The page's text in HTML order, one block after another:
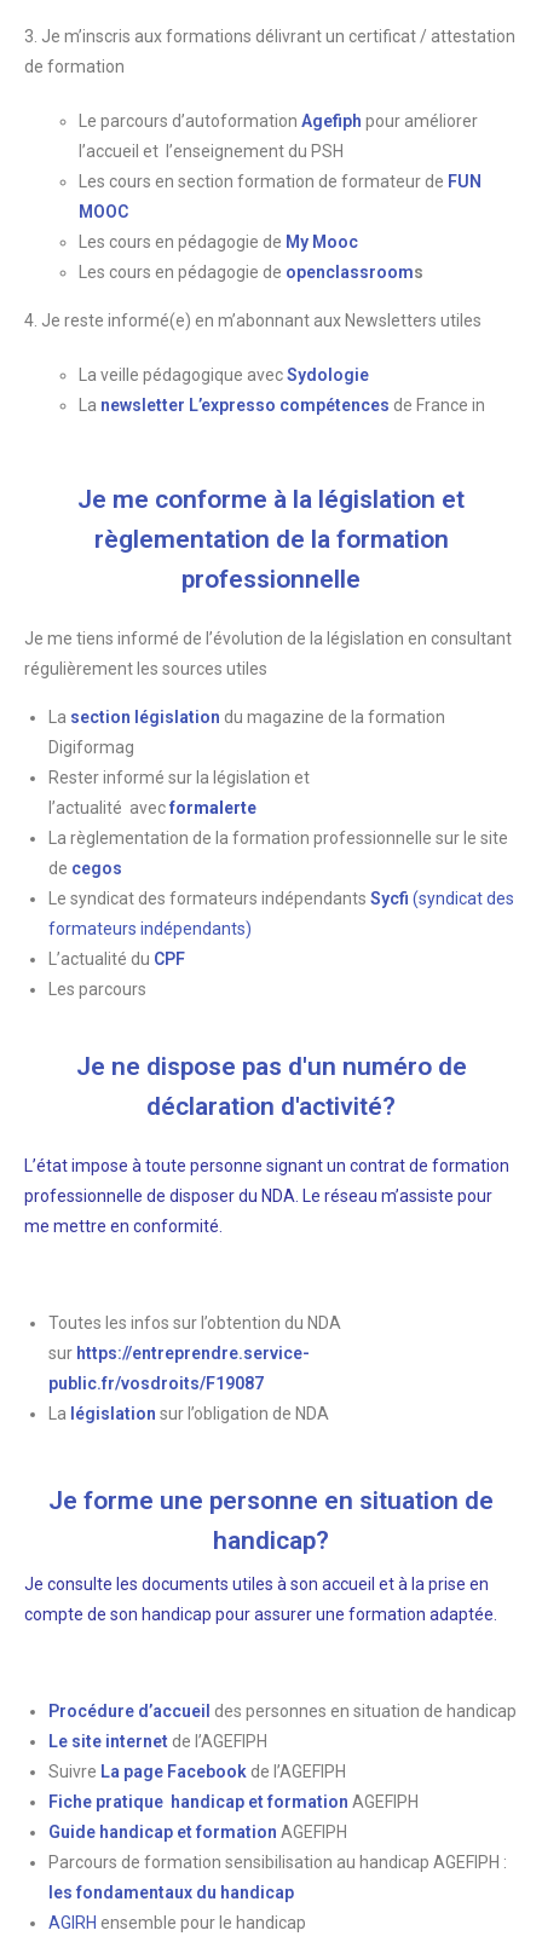
3. Je m’inscris aux formations délivrant un certificat / attestation
de formation
Le parcours d’autoformation Agefiph pour améliorer
l’accueil et l’enseignement du PSH
Les cours en section formation de formateur de FUN
MOOC
Les cours en pédagogie de My Mooc
Les cours en pédagogie de openclassrooms
4. Je reste informé(e) en m’abonnant aux Newsletters utiles
La veille pédagogique avecSydologie
La newsletter L’expresso compétences de France in
Je me conforme à la législation et
règlementation de la formation
professionnelle
Je me tiens informé de l’évolution de la législation en consultant
régulièrement les sources utiles
La section législation du magazine de la formation
Digiformag
Rester informé sur la législation et
l’actualité avecformalerte
La règlementation de la formation professionnelle sur le site
de cegos
Le syndicat des formateurs indépendants Sycfi (syndicat des
formateurs indépendants)
L’actualité du CPF
Les parcours
Je ne dispose pas d'un numéro de
déclaration d'activité?
L’état impose à toute personne signant un contrat de formation
professionnelle de disposer du NDA. Le réseau m’assiste pour
me mettre en conformité.
Toutes les infos sur l’obtention du NDA
sur https://entreprendre.service-
public.fr/vosdroits/F19087
La législation sur l’obligation de NDA
Je forme une personne en situation de
handicap?
Je consulte les documents utiles à son accueil et à la prise en
compte de son handicap pour assurer une formation adaptée.
Procédure d’accueil des personnes en situation de handicap
Le site internet de l’AGEFIPH
Suivre La page Facebook de l’AGEFIPH
Fiche pratique handicap et formation AGEFIPH
Guide handicap et formation AGEFIPH
Parcours de formation sensibilisation au handicap AGEFIPH :
les fondamentaux du handicap
AGIRH ensemble pour le handicap